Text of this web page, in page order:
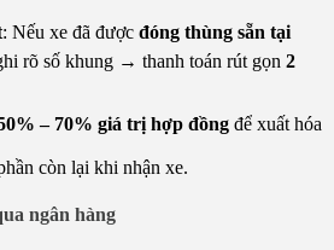
: Nếu xe đã được đóng thùng sẵn tại
rõ số khung → thanh toán rút gọn 2
– 70% giá trị hợp đồng để xuất hóa
còn lại khi nhận xe.
ngân hàng